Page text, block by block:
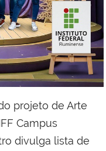
projeto de Arte
Campus
divulga lista de